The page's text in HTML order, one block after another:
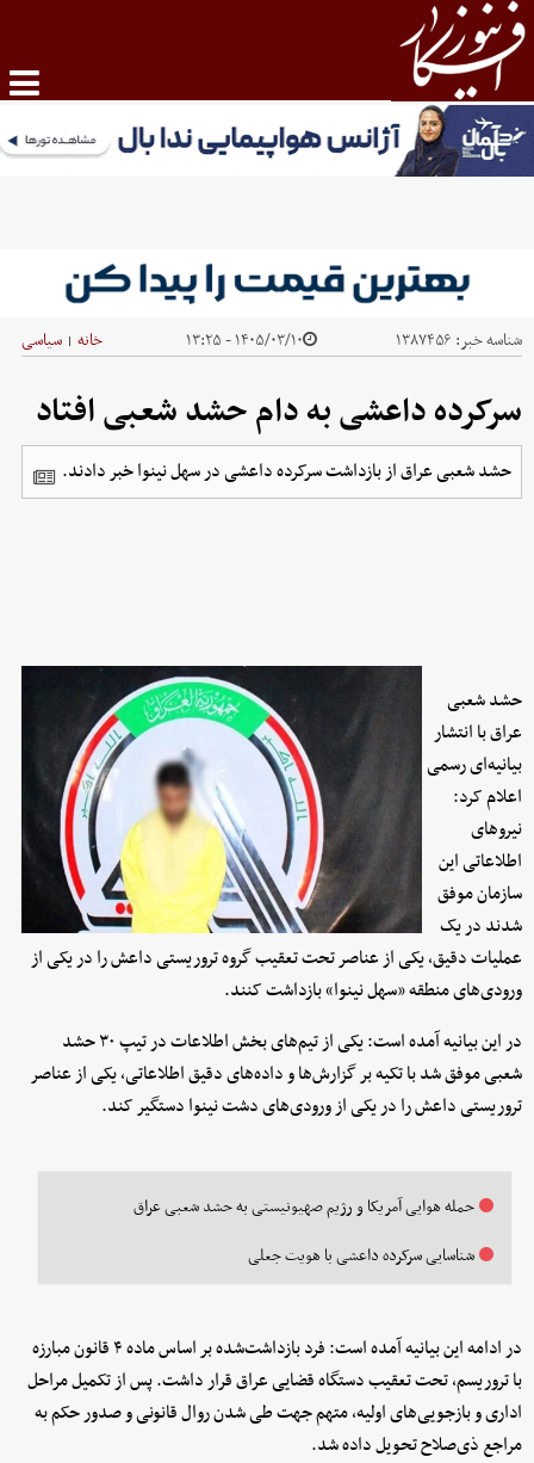
شناسه خبر: ۱۳۸۷۴۵۶ ۱۴۰۵/۰۳/۱۰ - ۱۳:۲۵ خانه | سیاسی
سرکرده داعشی به دام حشد شعبی افتاد
حشد شعبی عراق از بازداشت سرکرده داعشی در سهل نینوا خبر دادند.
حشد شعبی
عراق با انتشار
بیانیه‌ای رسمی
اعلام کرد:
نیروهای
اطلاعاتی این
سازمان موفق
شدند در یک
عملیات دقیق، یکی از عناصر تحت تعقیب گروه تروریستی داعش را در یکی از
ورودی‌های منطقه «سهل نینوا» بازداشت کنند.
در این بیانیه آمده است: یکی از تیم‌های بخش اطلاعات در تیپ ۳۰ حشد
شعبی موفق شد با تکیه بر گزارش‌ها و داده‌های دقیق اطلاعاتی، یکی از عناصر
تروریستی داعش را در یکی از ورودی‌های دشت نینوا دستگیر کند.
حمله هوایی آمریکا و رژیم صهیونیستی به حشد شعبی عراق
شناسایی سرکرده داعشی با هویت جعلی
در ادامه این بیانیه آمده است: فرد بازداشت‌شده بر اساس ماده ۴ قانون مبارزه
با تروریسم، تحت تعقیب دستگاه قضایی عراق قرار داشت. پس از تکمیل مراحل
اداری و بازجویی‌های اولیه، متهم جهت طی شدن روال قانونی و صدور حکم به
مراجع ذی‌صلاح تحویل داده شد.